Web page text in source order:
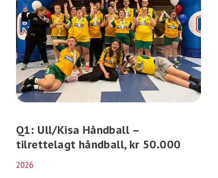
Q1: Ull/Kisa Håndball –
tilrettelagt håndball, kr 50.000
2026